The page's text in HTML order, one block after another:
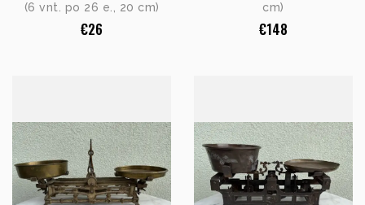
(6 vnt. po 26 e., 20 cm)
€26
cm)
€148